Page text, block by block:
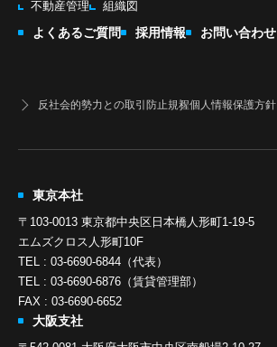
不動産管理 組織図
よくあるご質問 採用情報 お問い合わせ
反社会的勢力との取引防止規程個人情報保護方針
東京本社
〒103-0013 東京都中央区日本橋人形町1-19-5
エムズクロス人形町10F
TEL : 03-6690-6844（代表）
TEL : 03-6690-6876（賃貸管理部）
FAX : 03-6690-6652
大阪支社